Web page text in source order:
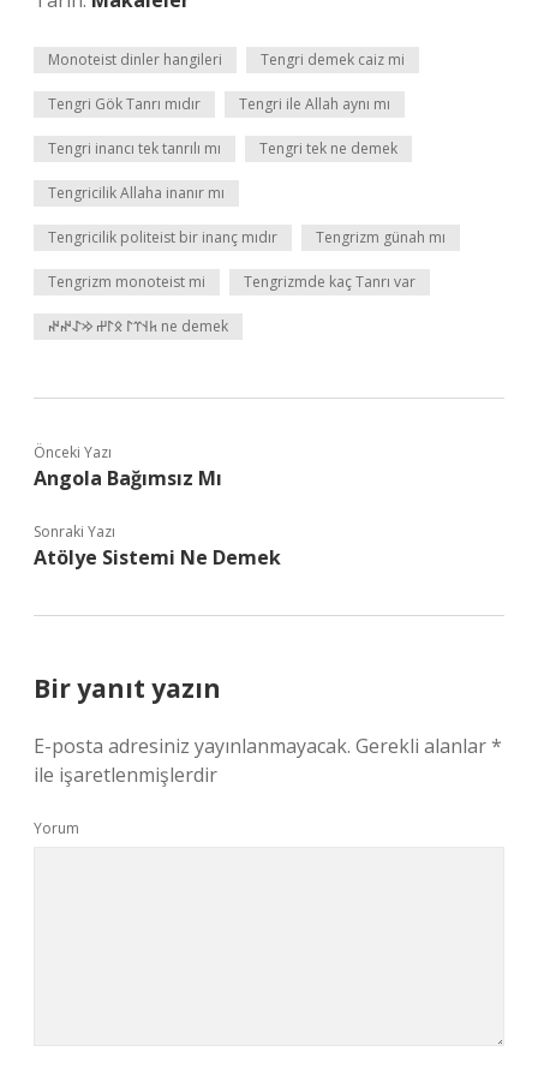
Monoteist dinler hangileri Tengri demek caiz mi
Tengri Gök Tanrı mıdır Tengri ile Allah aynı mı
Tengri inancı tek tanrılı mı Tengri tek ne demek
Tengricilik Allaha inanır mı
Tengricilik politeist bir inanç mıdır Tengrizm günah mı
Tengrizm monoteist mi Tengrizmde kaç Tanrı var
𐱅𐰭𐰼𐰃 𐰋𐰃𐰔 𐰢𐰀𐰤𐰤 ne demek
Önceki Yazı
Angola Bağımsız Mı
Sonraki Yazı
Atölye Sistemi Ne Demek
Bir yanıt yazın
E-posta adresiniz yayınlanmayacak. Gerekli alanlar*
ile işaretlenmişlerdir
Yorum